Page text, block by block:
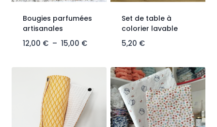
Bougies parfumées
artisanales
12,00 € – 15,00 €
Set de table à
colorier lavable
5,20 €